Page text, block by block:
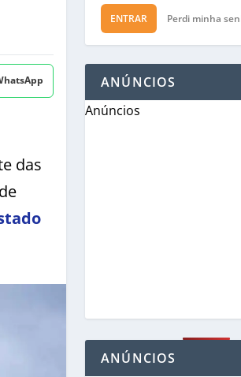
das
ENTRAR Perdi minha
ANÚNCIOS
Anúncios
ANÚNCIOS